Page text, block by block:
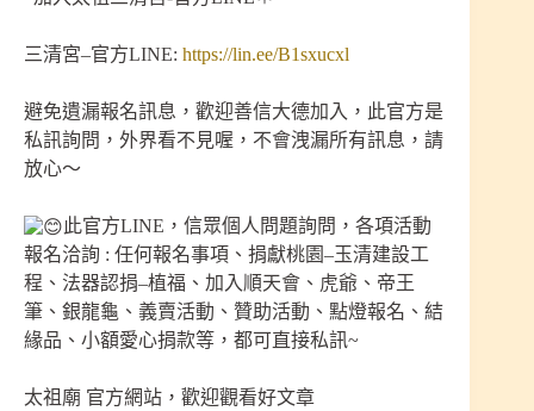
三清宮–官方LINE: https://lin.ee/B1sxucxl
避免遺漏報名訊息，歡迎善信大德加入，此官方是
私訊詢問，外界看不見喔，不會洩漏所有訊息，請
放心～
此官方LINE，信眾個人問題詢問，各項活動
報名洽詢 : 任何報名事項、捐獻桃園–玉清建設工
程、法器認捐–植福、加入順天會、虎爺、帝王
筆、銀龍龜、義賣活動、贊助活動、點燈報名、結
緣品、小額愛心捐款等，都可直接私訊~
太祖廟 官方網站，歡迎觀看好文章